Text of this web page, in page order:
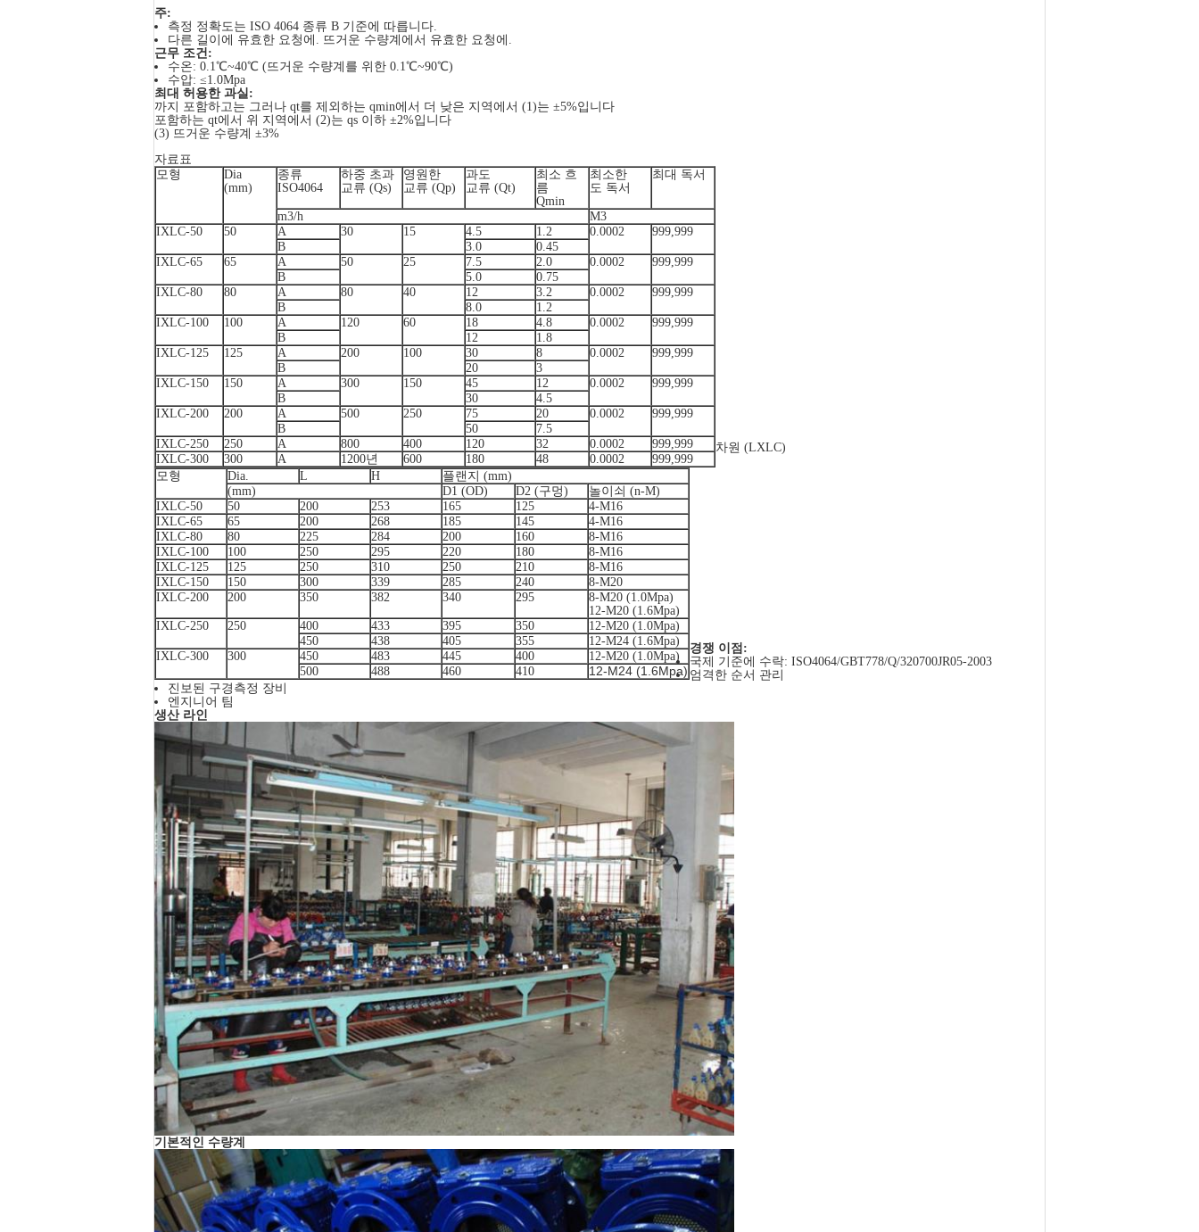
주:
측정 정확도는 ISO 4064 종류 B 기준에 따릅니다.
다른 길이에 유효한 요청에. 뜨거운 수량계에서 유효한 요청에.
근무 조건:
수온: 0.1℃~40℃ (뜨거운 수량계를 위한 0.1℃~90℃)
수압: ≤1.0Mpa
최대 허용한 과실:
까지 포함하고는 그러나 qt를 제외하는 qmin에서 더 낮은 지역에서 (1)는 ±5%입니다
포함하는 qt에서 위 지역에서 (2)는 qs 이하 ±2%입니다
(3) 뜨거운 수량계 ±3%
자료표
모형
Dia
(mm)
종류
ISO4064
하중 초과
교류 (Qs)
영원한
교류 (Qp)
과도
교류 (Qt)
최소 흐
름
Qmin
최소한
도 독서
최대 독서
m3/h
M3
IXLC-50
50 A 30 15 4.5 1.2 0.0002
999,999
B
3.0
0.45
IXLC-65
65 A 50 25 7.5 2.0 0.0002
999,999
B
5.0
0.75
IXLC-80
80 A 80 40 12 3.2 0.0002
999,999
B
8.0
1.2
IXLC-100
100 A 120 60 18 4.8 0.0002
999,999
B
12
1.8
IXLC-125
125 A 200 100 30 8 0.0002
999,999
B
20
3
IXLC-150
150 A 300 150 45 12 0.0002
999,999
B
30
4.5
IXLC-200
200 A 500 250 75 20 0.0002
999,999
B
50
7.5
IXLC-250
250 A 800 400 120 32 0.0002
999,999
IXLC-300
300 A 1200년 600 180 48 0.0002 999,999
차원 (LXLC)
모형 Dia. L H
플랜지 (mm)
(mm)
D1 (OD) D2 (구멍)
놀이쇠 (n-M)
IXLC-50
50 200 253 165 125
4-M16
IXLC-65
65 200 268 185 145
4-M16
IXLC-80
80 225 284 200 160
8-M16
IXLC-100
100 250 295 220 180
8-M16
IXLC-125
125 250 310 250 210
8-M16
IXLC-150
150 300 339 285 240
8-M20
IXLC-200
200 350 382 340 295
8-M20 (1.0Mpa)
12-M20 (1.6Mpa)
IXLC-250
250 400 433 395 350
12-M20 (1.0Mpa)
450
438 405 355
12-M24 (1.6Mpa)
IXLC-300
300 450 483 445 400
12-M20 (1.0Mpa)
500
488 460 410 12-M24 (1.6Mpa)
경쟁 이점:
국제 기준에 수락: ISO4064/GBT778/Q/320700JR05-2003
엄격한 순서 관리
진보된 구경측정 장비
엔지니어 팀
생산 라인
기본적인 수량계